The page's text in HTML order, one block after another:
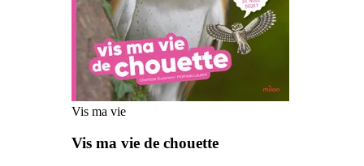
Vis ma vie
Vis ma vie de chouette